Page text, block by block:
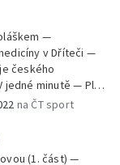
—
v Dříteči —
českého
minutě — Ples
— MČR
na ČT sport
(1. část) —